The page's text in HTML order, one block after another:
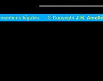
mentions légales - © CopyrightJ.H.